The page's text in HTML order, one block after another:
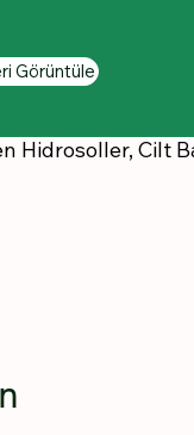
Görüntüle
Hidrosoller, Cilt